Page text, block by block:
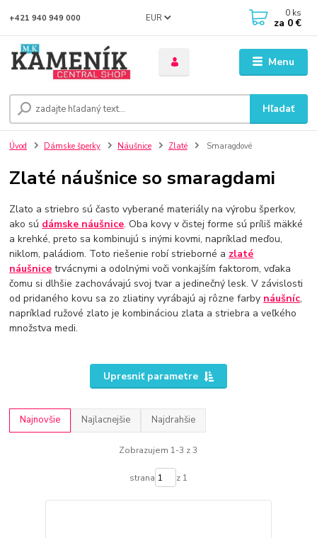
Menu
EUR
Hľadať
+421 940 949 000 0 ks
za 0 €
Úvod Dámske šperky Náušnice Zlaté Smaragdové
Zlaté náušnice so smaragdami
Zlato a striebro sú často vyberané materiály na výrobu šperkov,
ako sú dámske náušnice. Oba kovy v čistej forme sú príliš mäkké
a krehké, preto sa kombinujú s inými kovmi, napríklad meďou,
niklom, paládiom. Toto riešenie robí strieborné a zlaté
náušnice trvácnymi a odolnými voči vonkajším faktorom, vďaka
čomu si dlhšie zachovávajú svoj tvar a jedinečný lesk. V závislosti
od pridaného kovu sa zo zliatiny vyrábajú aj rôzne farby náušníc,
napríklad ružové zlato je kombináciou zlata a striebra a veľkého
množstva medi.
Upresniť parametre
Najnovšie Najlacnejšie Najdrahšie
Zobrazujem 1-3 z 3
strana z 1